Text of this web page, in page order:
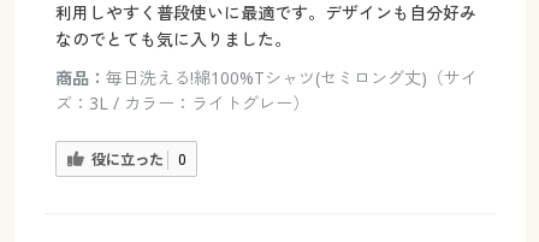
利用しやすく普段使いに最適です。デザインも自分好み
なのでとても気に入りました。
商品： 毎日洗える!綿100%Tシャツ(セミロング丈)（サイ
ズ：3L / カラー：ライトグレー）
役に立った 0